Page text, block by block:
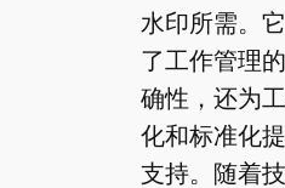
水印所需。
了工作管理
确性，还为
化和标准化
支持。随着